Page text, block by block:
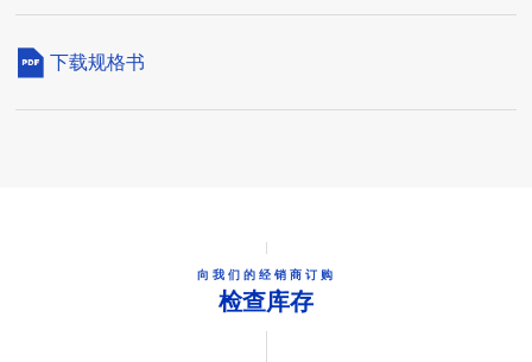
下载规格书
向我们的经销商订购
检查库存